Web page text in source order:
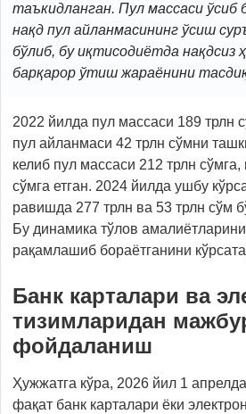
таъкидланган. Пул массаси ўсиб
нақд пул айланмасининг ўсиш
бўлиб, бу иқтисодиётда нақдсиз
барқарор ўтиш жараёнини
2022 йилда пул массаси 189 трлн
пул айланмаси 42 трлн сўмни
келиб пул массаси 212 трлн сўмга,
сўмга етган. 2024 йилда ушбу
равишда 277 трлн ва 53 трлн сўм
Бу динамика тўлов
рақамлашиб бораётганини
Банк карталари ва
тизимларидан
фойдаланиш
Ҳужжатга кўра, 2026 йил 1
фақат банк карталари ёки